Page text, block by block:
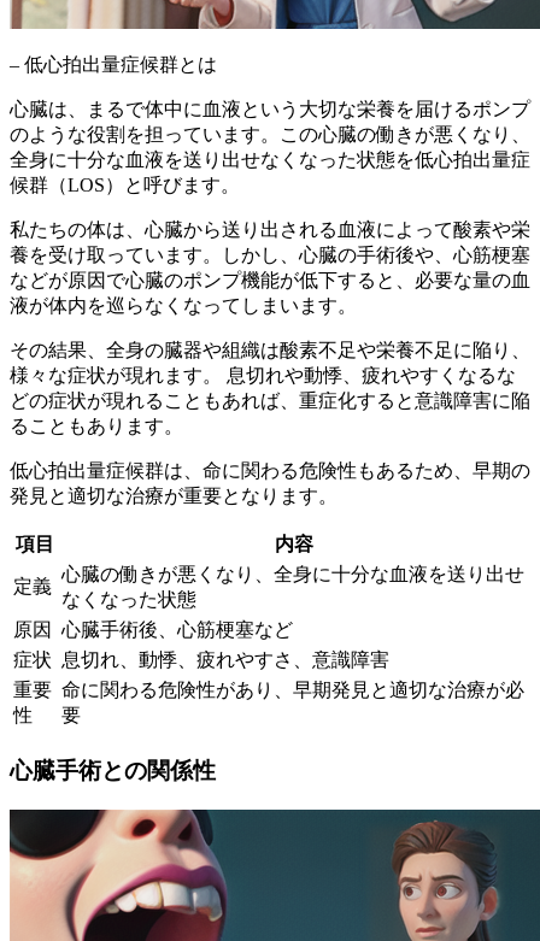
– 低心拍出量症候群とは
心臓は、まるで体中に血液という大切な栄養を届けるポンプ
のような役割を担っています。この心臓の働きが悪くなり、
全身に十分な血液を送り出せなくなった状態を低心拍出量症
候群（LOS）と呼びます。
私たちの体は、心臓から送り出される血液によって酸素や栄
養を受け取っています。しかし、心臓の手術後や、心筋梗塞
などが原因で心臓のポンプ機能が低下すると、 必要な量の血
液が体内を巡らなくなってしまいます。
その結果、全身の臓器や組織は酸素不足や栄養不足に陥り、
様々な症状が現れます。 息切れや動悸、疲れやすくなるな
どの症状が現れることもあれば、重症化すると意識障害に陥
ることもあります。
低心拍出量症候群は、命に関わる危険性もあるため、早期の
発見と適切な治療が重要となります。
項目 内容
定義
心臓の働きが悪くなり、全身に十分な血液を送り出せ
なくなった状態
原因
心臓手術後、心筋梗塞など
症状 息切れ、動悸、疲れやすさ、意識障害
重要
性
命に関わる危険性があり、早期発見と適切な治療が必
要
心臓手術との関係性